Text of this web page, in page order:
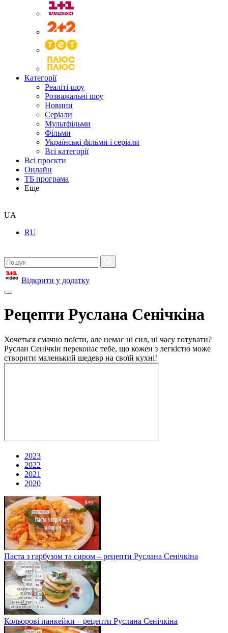
Категорії
Реаліті-шоу
Розважальні шоу
Новини
Серіали
Мультфільми
Фільми
Українські фільми і серіали
Всі категорії
Всі проєкти
Онлайн
ТБ програма
Еще
UA
RU
Відкрити у додатку
Рецепти Руслана Сенічкіна
Хочеться смачно поїсти, але немає ні сил, ні часу готувати?
Руслан Сенічкін переконає тебе, що кожен з легкістю може
створити маленький шедевр на своїй кухні!
2023
2022
2021
2020
Паста з гарбузом та сиром – рецепти Руслана Сенічкіна
Кольорові панкейки – рецепти Руслана Сенічкіна